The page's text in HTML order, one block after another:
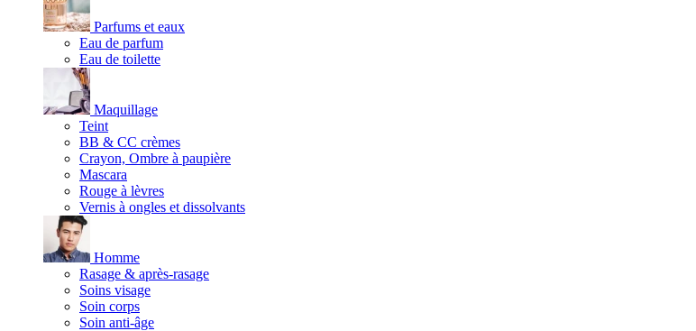
Parfums et eaux
Eau de parfum
Eau de toilette
Maquillage
Teint
BB & CC crèmes
Crayon, Ombre à paupière
Mascara
Rouge à lèvres
Vernis à ongles et dissolvants
Homme
Rasage & après-rasage
Soins visage
Soin corps
Soin anti-âge